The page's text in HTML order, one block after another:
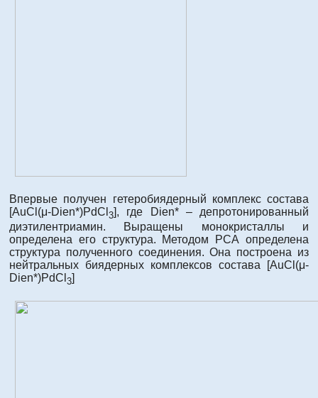
Впервые получен гетеробиядерный комплекс состава
[AuCl(μ-Dien*)PdCl 3], где Dien* – депротонированный
диэтилентриамин. Выращены монокристаллы и
определена его структура. Методом РСА определена
структура полученного соединения. Она построена из
нейтральных биядерных комплексов состава [AuCl(μ-
Dien*)PdCl 3]